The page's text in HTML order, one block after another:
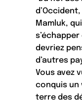
Mamluk,
devriez
d’autres
Vous avez
conquis un
terre des